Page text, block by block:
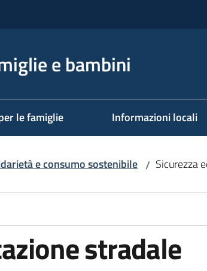
e bambini
le famiglie Informazioni locali
e consumo sostenibile / Sicurezza
stradale